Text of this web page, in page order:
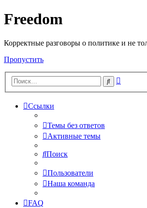
Freedom
Корректные разговоры о политике и не
Пропустить
Поиск
Ссылки
Темы без ответов
Активные темы
Поиск
Пользователи
Наша команда
FAQ